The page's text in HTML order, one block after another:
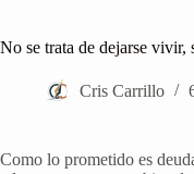
No se trata de dejarse
Cris Carrillo
Como lo prometido es